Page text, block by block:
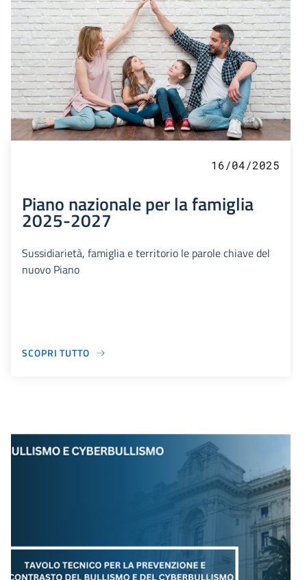
16/04/2025
Piano nazionale per la famiglia
2025-2027
Sussidiarietà, famiglia e territorio le parole chiave del
nuovo Piano
SCOPRI TUTTO